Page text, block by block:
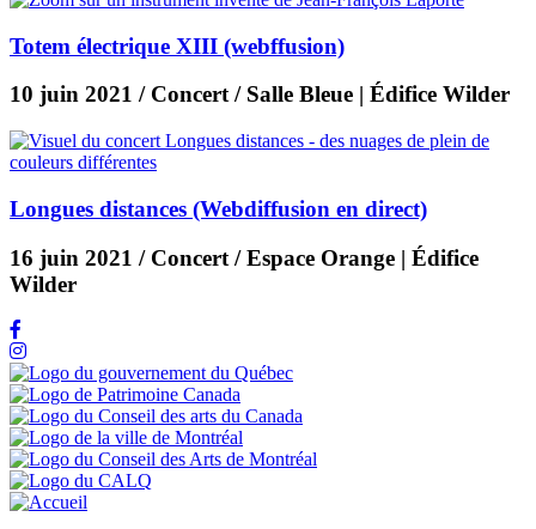
Totem électrique XIII (webffusion)
10 juin 2021 / Concert / Salle Bleue | Édifice Wilder
Longues distances (Webdiffusion en direct)
16 juin 2021 / Concert / Espace Orange | Édifice
Wilder